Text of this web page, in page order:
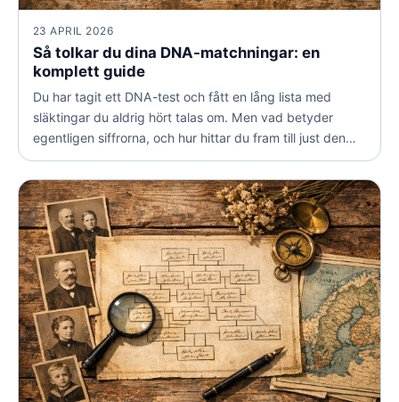
23 APRIL 2026
Så tolkar du dina DNA-matchningar: en
komplett guide
Du har tagit ett DNA-test och fått en lång lista med
släktingar du aldrig hört talas om. Men vad betyder
egentligen siffrorna, och hur hittar du fram till just den
koppling du letar efter? Här går vi igenom allt du
behöver för att förstå och använda dina matchningar.